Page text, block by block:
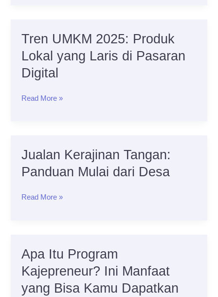
Tren UMKM 2025: Produk
Lokal yang Laris di Pasaran
Digital
Tren
UMKM
2025:
Produk
yang
Digital
Read More »
Jualan Kerajinan Tangan:
Panduan Mulai dari Desa
Jualan
Kerajinan
Tangan:
Read More »
Apa Itu Program
Kajepreneur? Ini Manfaat
yang Bisa Kamu Dapatkan
Apa
Program
Kajepreneur?